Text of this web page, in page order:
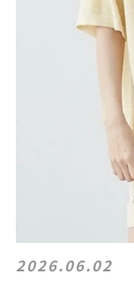
2026.06.02